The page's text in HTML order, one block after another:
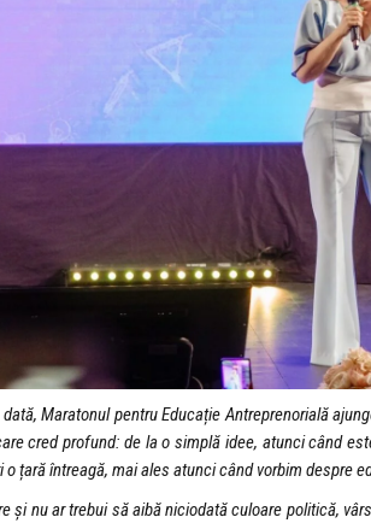
dată, Maratonul pentru Educație Antreprenorială
cred profund: de la o simplă idee, atunci când
o țară întreagă, mai ales atunci când vorbim despre
și nu ar trebui să aibă niciodată culoare politică,